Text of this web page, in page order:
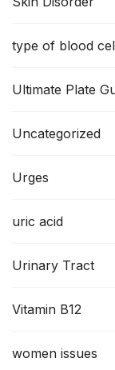
type of blood
Ultimate Plate
Uncategorized
Urges
uric acid
Urinary Tract
Vitamin B12
women issues